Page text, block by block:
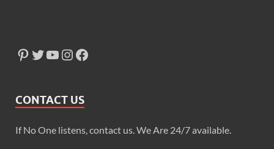
CONTACT US
If No One listens, contact us. We Are 24/7 available.